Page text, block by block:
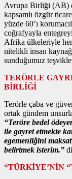
Avrupa Birliği (AB)
kapsamlı özgür
yüzde 60’ı
coğrafyayla
Afrika ülkeleriyle
nitelikli insan
sunduğumuz
TERÖRLE
BİRLİĞİ
Terörle çaba ve
ortak gündem
“Teröre bedel
ile gayret etmekte
egemenliğini
belirtmek isterim.”
“TÜRKİYE’NİN